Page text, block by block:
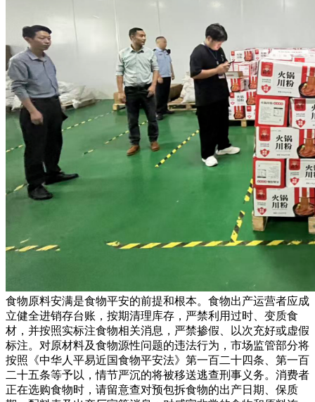
食物原料安满是食物平安的前提和根本。食物出产运营者应成
立健全进销存台账，按期清理库存，严禁利用过时、变质食
材，并按照实标注食物相关消息，严禁掺假、以次充好或虚假
标注。对原材料及食物源性问题的违法行为，市场监管部分将
按照《中华人平易近国食物平安法》第一百二十四条、第一百
二十五条等予以，情节严沉的将被移送逃查刑事义务。消费者
正在选购食物时，请留意查对预包拆食物的出产日期、保质